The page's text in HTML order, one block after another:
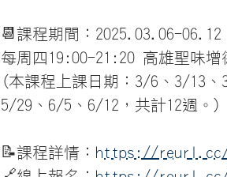
📆課程期間：2025.03.06-06.12
每周四19:00-21:20 高雄聖味增
(本課程上課日期：3/6、3/13
5/29、6/5、6/12，共計12週。)
📝課程詳情： https://reurl.cc/